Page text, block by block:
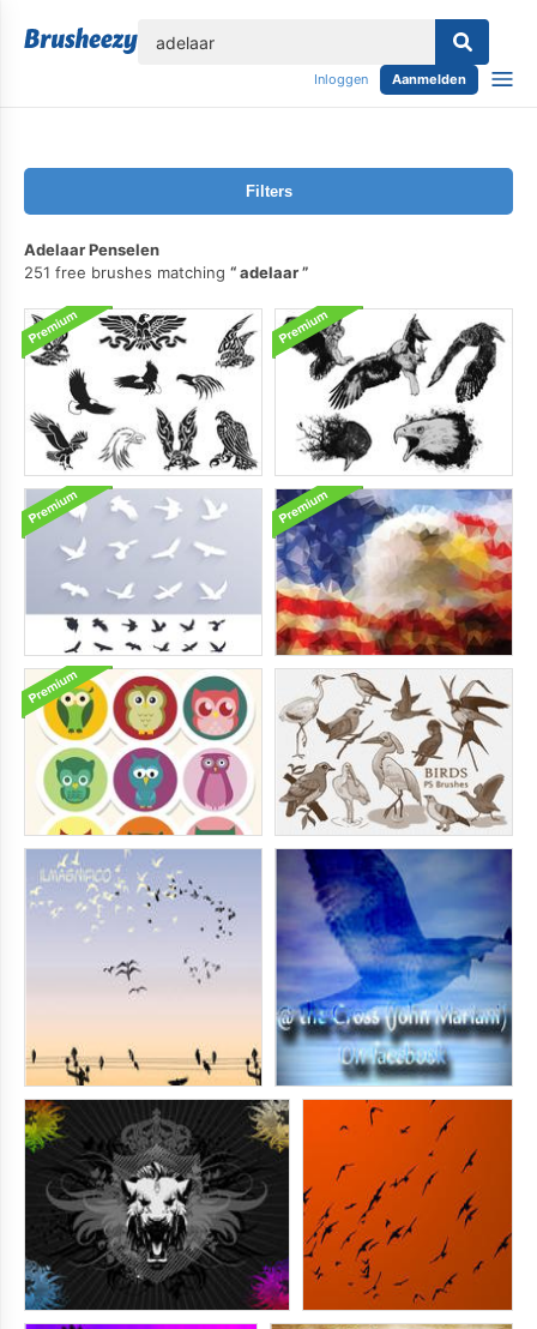
Inloggen Aanmelden
Filters
Adelaar Penselen
251 free brushes matching
adelaar